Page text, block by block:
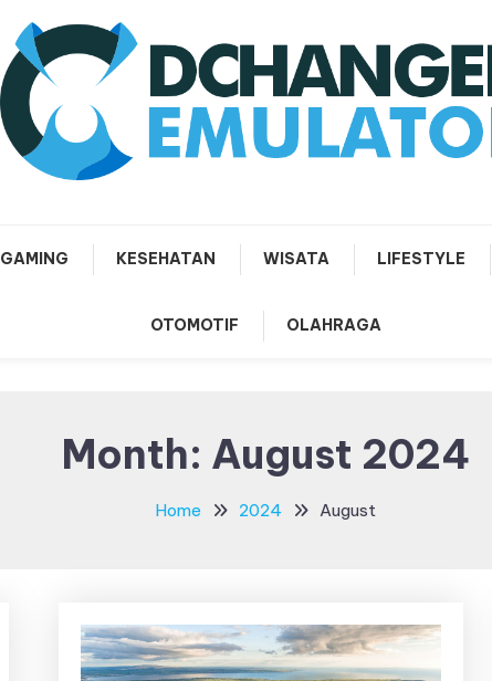
CDCHANGER EMULATOR
GAMING KESEHATAN WISATA LIFESTYLE
OTOMOTIF OLAHRAGA
Month: August 2024
Home 2024 August